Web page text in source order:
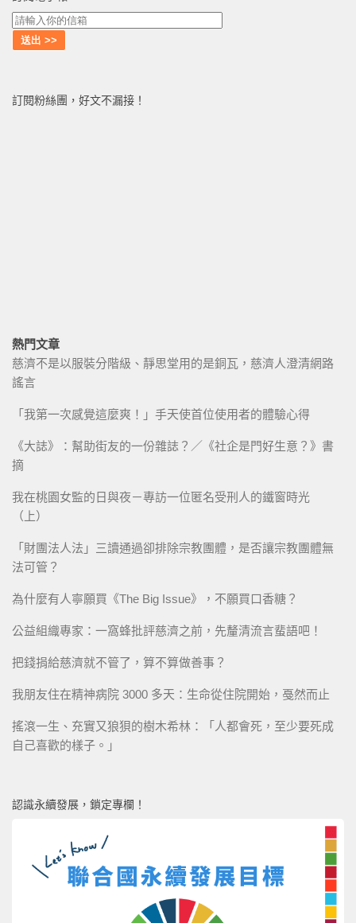
訂閱粉絲團，好文不漏接！
熱門文章
慈濟不是以服裝分階級、靜思堂用的是銅瓦，慈濟人澄清網路
謠言
「我第一次感覺這麼爽！」手天使首位使用者的體驗心得
《大誌》：幫助街友的一份雜誌？／《社企是門好生意？》書
摘
我在桃園女監的日與夜－專訪一位匿名受刑人的鐵窗時光
（上）
「財團法人法」三讀通過卻排除宗教團體，是否讓宗教團體無
法可管？
為什麼有人寧願買《The Big Issue》，不願買口香糖？
公益組織專家：一窩蜂批評慈濟之前，先釐清流言蜚語吧！
把錢捐給慈濟就不管了，算不算做善事？
我朋友住在精神病院 3000 多天：生命從住院開始，戞然而止
搖滾一生、充實又狼狽的樹木希林：「人都會死，至少要死成
自己喜歡的樣子。」
認識永續發展，鎖定專欄！